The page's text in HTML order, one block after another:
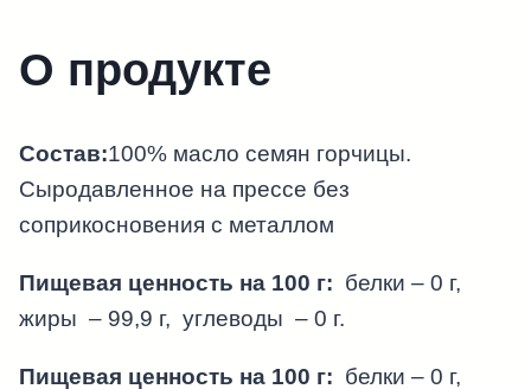
О продукте
Состав:100% масло семян горчицы.
Сыродавленное на прессе без
соприкосновения с металлом
Пищевая ценность на 100 г: белки – 0 г,
жиры – 99,9 г, углеводы – 0 г.
Пищевая ценность на 100 г: белки – 0 г,